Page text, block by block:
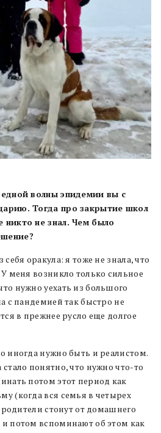
волны эпидемии вы с
Тогда про закрытие школ
не знал. Чем было
оракула: я тоже не знала, что
меня возникло только сильное
нужно уехать из большого
с пандемией так быстро не
в прежнее русло еще долгое
иногда нужно быть и реалистом.
понятно, что нужно что-то
потом этот период как
(когда вся семья в четырех
родители стонут от домашнего
потом вспоминают об этом как